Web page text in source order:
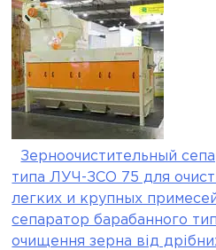
Зерноочистительный
типа ЛУЧ-ЗСО 75 для
легких и крупных
сепаратор барабанного
очищення зерна від